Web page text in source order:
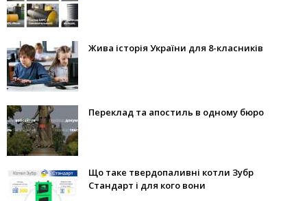
Жива історія України для 8-класників
Переклад та апостиль в одному бюро
Що таке твердопаливні котли Зубр
Стандарт і для кого вони